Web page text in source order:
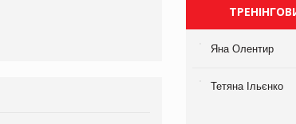
Яна Олентир
Тетяна Ільєнко